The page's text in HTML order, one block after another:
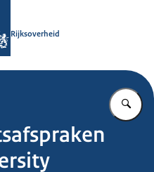
Rijksoverheid